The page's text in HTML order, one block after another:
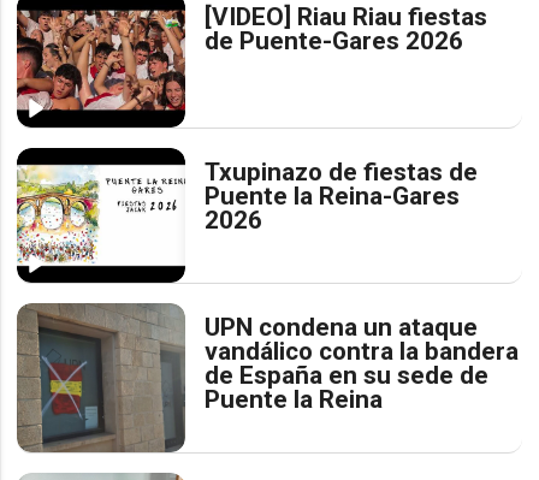
[VIDEO] Riau Riau fiestas
de Puente-Gares 2026
Txupinazo de fiestas de
Puente la Reina-Gares
2026
UPN condena un ataque
vandálico contra la bandera
de España en su sede de
Puente la Reina